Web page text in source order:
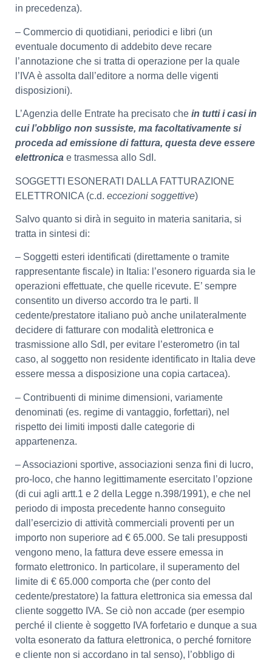
in precedenza).
– Commercio di quotidiani, periodici e libri (un
eventuale documento di addebito deve recare
l’annotazione che si tratta di operazione per la quale
l’IVA è assolta dall’editore a norma delle vigenti
disposizioni).
L’Agenzia delle Entrate ha precisato che in tutti i casi in
cui l’obbligo non sussiste, ma facoltativamente si
proceda ad emissione di fattura, questa deve essere
elettronica e trasmessa allo SdI.
SOGGETTI ESONERATI DALLA FATTURAZIONE
ELETTRONICA (c.d. eccezioni soggettive)
Salvo quanto si dirà in seguito in materia sanitaria, si
tratta in sintesi di:
– Soggetti esteri identificati (direttamente o tramite
rappresentante fiscale) in Italia: l’esonero riguarda sia le
operazioni effettuate, che quelle ricevute. E’ sempre
consentito un diverso accordo tra le parti. Il
cedente/prestatore italiano può anche unilateralmente
decidere di fatturare con modalità elettronica e
trasmissione allo SdI, per evitare l’esterometro (in tal
caso, al soggetto non residente identificato in Italia deve
essere messa a disposizione una copia cartacea).
– Contribuenti di minime dimensioni, variamente
denominati (es. regime di vantaggio, forfettari), nel
rispetto dei limiti imposti dalle categorie di
appartenenza.
– Associazioni sportive, associazioni senza fini di lucro,
pro-loco, che hanno legittimamente esercitato l’opzione
(di cui agli artt.1 e 2 della Legge n.398/1991), e che nel
periodo di imposta precedente hanno conseguito
dall’esercizio di attività commerciali proventi per un
importo non superiore ad € 65.000. Se tali presupposti
vengono meno, la fattura deve essere emessa in
formato elettronico. In particolare, il superamento del
limite di € 65.000 comporta che (per conto del
cedente/prestatore) la fattura elettronica sia emessa dal
cliente soggetto IVA. Se ciò non accade (per esempio
perché il cliente è soggetto IVA forfetario e dunque a sua
volta esonerato da fattura elettronica, o perché fornitore
e cliente non si accordano in tal senso), l’obbligo di